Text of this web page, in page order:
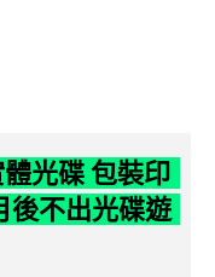
光碟 包裝印
後不出光碟遊